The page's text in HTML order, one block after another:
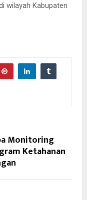
wilayah Kabupaten
Monitoring
Ketahanan